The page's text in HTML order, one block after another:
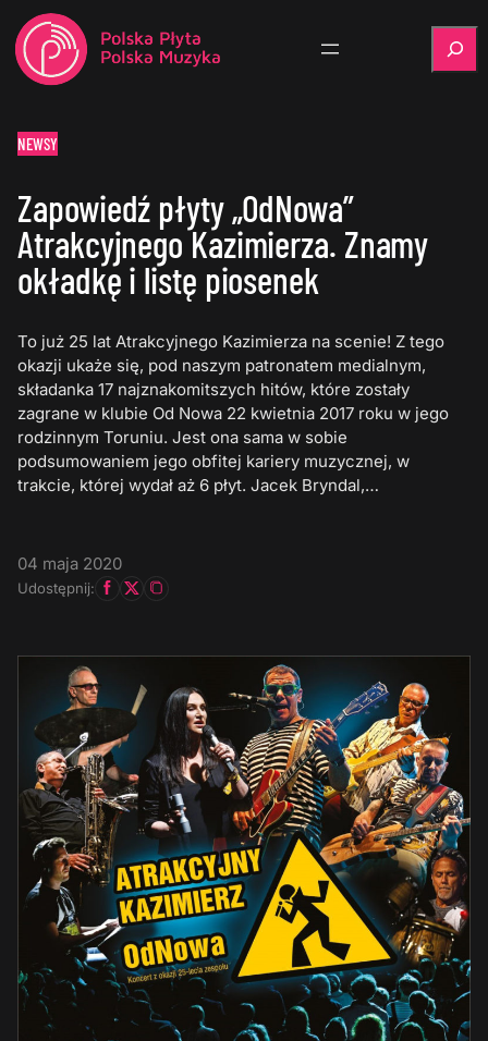
NEWSY
Zapowiedź płyty „OdNowa”
Atrakcyjnego Kazimierza. Znamy
okładkę i listę piosenek
To już 25 lat Atrakcyjnego Kazimierza na scenie! Z tego
okazji ukaże się, pod naszym patronatem medialnym,
składanka 17 najznakomitszych hitów, które zostały
zagrane w klubie Od Nowa 22 kwietnia 2017 roku w jego
rodzinnym Toruniu. Jest ona sama w sobie
podsumowaniem jego obfitej kariery muzycznej, w
trakcie, której wydał aż 6 płyt. Jacek Bryndal,…
04 maja 2020
Udostępnij: